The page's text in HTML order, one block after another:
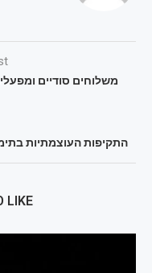
משלוחים סודיים
התקיפות העוצמתיות
LIKE